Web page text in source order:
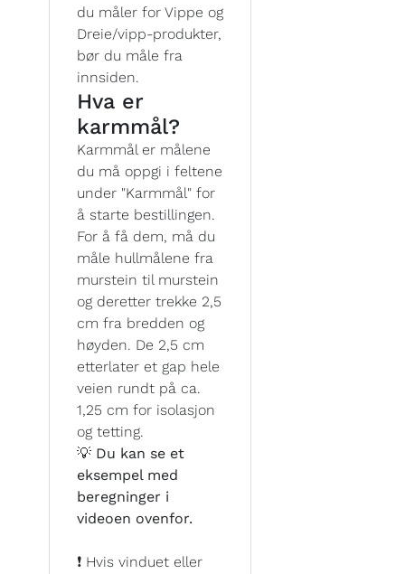
du måler for Vippe og
Dreie/vipp-produkter,
bør du måle fra
innsiden.
Hva er
karmmål?
Karmmål er målene
du må oppgi i feltene
under "Karmmål" for
å starte bestillingen.
For å få dem, må du
måle hullmålene fra
murstein til murstein
og deretter trekke 2,5
cm fra bredden og
høyden. De 2,5 cm
etterlater et gap hele
veien rundt på ca.
1,25 cm for isolasjon
og tetting.
💡 Du kan se et
eksempel med
beregninger i
videoen ovenfor.
❗ Hvis vinduet eller